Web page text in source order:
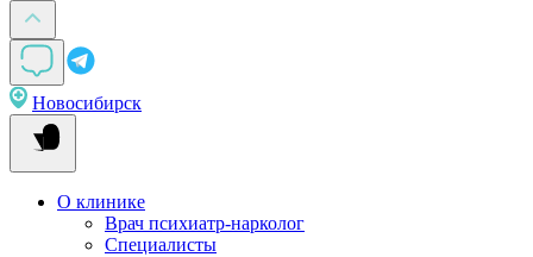
Новосибирск
О клинике
Врач психиатр-нарколог
Специалисты